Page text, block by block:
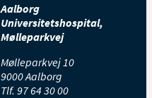
Aalborg
Universitetshospital,
Mølleparkvej
Mølleparkvej 10
9000 Aalborg
Tlf. 97 64 30 00